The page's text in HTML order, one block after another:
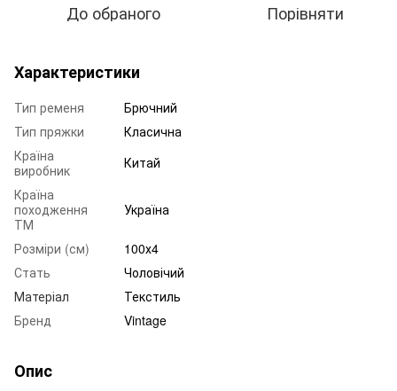
До обраного Порівняти
Характеристики
Тип ременя
Брючний
Тип пряжки
Класична
Країна
виробник
Китай
Країна
походження
ТМ
Україна
Розміри (см)
100х4
Стать
Чоловічий
Матеріал
Текстиль
Бренд
Vintage
Опис